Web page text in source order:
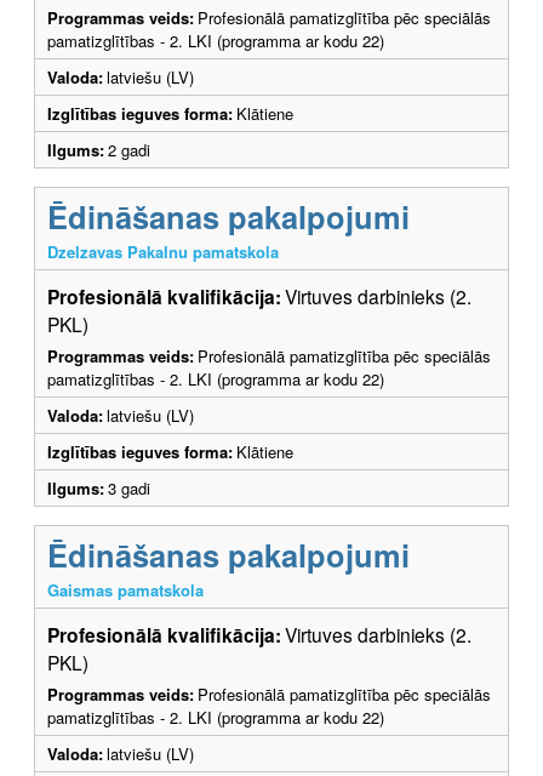
Programmas veids: Profesionālā pamatizglītība pēc speciālās
pamatizglītības - 2. LKI (programma ar kodu 22)
Valoda:latviešu (LV)
Izglītības ieguves forma: Klātiene
Ilgums:2 gadi
Ēdināšanas pakalpojumi
Dzelzavas Pakalnu pamatskola
Profesionālā kvalifikācija:Virtuves darbinieks (2.
PKL)
Programmas veids: Profesionālā pamatizglītība pēc speciālās
pamatizglītības - 2. LKI (programma ar kodu 22)
Valoda:latviešu (LV)
Izglītības ieguves forma: Klātiene
Ilgums:3 gadi
Ēdināšanas pakalpojumi
Gaismas pamatskola
Profesionālā kvalifikācija:Virtuves darbinieks (2.
PKL)
Programmas veids: Profesionālā pamatizglītība pēc speciālās
pamatizglītības - 2. LKI (programma ar kodu 22)
Valoda:latviešu (LV)